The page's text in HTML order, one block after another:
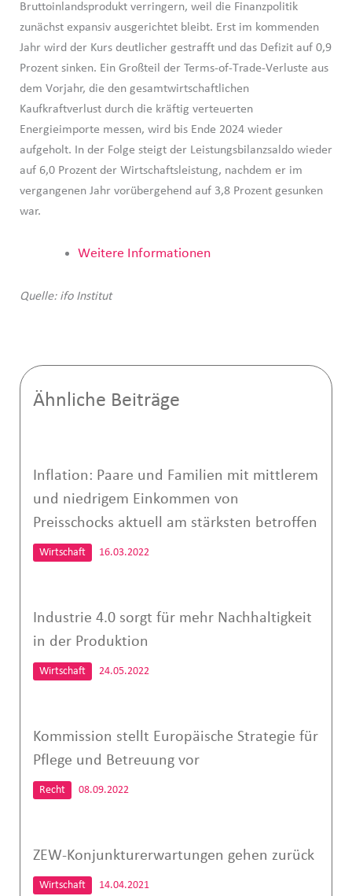
Bruttoinlandsprodukt verringern, weil die Finanzpolitik
zunächst expansiv ausgerichtet bleibt. Erst im kommenden
Jahr wird der Kurs deutlicher gestrafft und das Defizit auf 0,9
Prozent sinken. Ein Großteil der Terms-of-Trade-Verluste aus
dem Vorjahr, die den gesamtwirtschaftlichen
Kaufkraftverlust durch die kräftig verteuerten
Energieimporte messen, wird bis Ende 2024 wieder
aufgeholt. In der Folge steigt der Leistungsbilanzsaldo wieder
auf 6,0 Prozent der Wirtschaftsleistung, nachdem er im
vergangenen Jahr vorübergehend auf 3,8 Prozent gesunken
war.
Weitere Informationen
Quelle: ifo Institut
Ähnliche Beiträge
Inflation: Paare und Familien mit mittlerem
und niedrigem Einkommen von
Preisschocks aktuell am stärksten betroffen
Wirtschaft 16.03.2022
Industrie 4.0 sorgt für mehr Nachhaltigkeit
in der Produktion
Wirtschaft 24.05.2022
Kommission stellt Europäische Strategie für
Pflege und Betreuung vor
Recht 08.09.2022
ZEW-Konjunkturerwartungen gehen zurück
Wirtschaft 14.04.2021